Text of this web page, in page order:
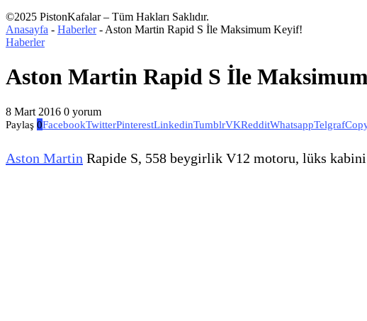
©2025 PistonKafalar – Tüm Hakları Saklıdır.
Anasayfa - Haberler- Aston Martin Rapid S İle Maksimum Keyif!
Haberler
Aston Martin Rapid S İle
8 Mart 2016 0 yorum
Paylaş 0FacebookTwitterPinterestLinkedinTumblrVKRedditWhatsappTelgraf
Aston Martin Rapide S, 558 beygirlik V12 motoru, lüks